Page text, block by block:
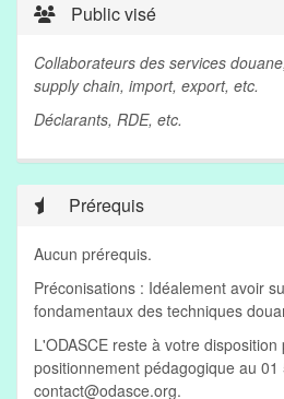
Public visé
Collaborateurs des services
supply chain, import, export, etc.
Déclarants, RDE, etc.
Prérequis
Aucun prérequis.
Préconisations : Idéalement avoir
fondamentaux des techniques
L'ODASCE reste à votre
positionnement pédagogique au
contact@odasce.org.